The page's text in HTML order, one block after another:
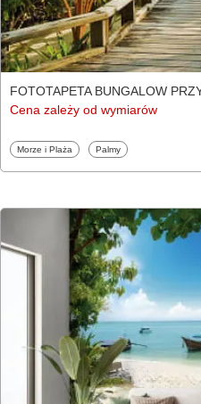
FOTOTAPETA BUNGALOW
Cena zależy od wymiarów
Fototapety
Morze i Plaża Fototapety
Palmy